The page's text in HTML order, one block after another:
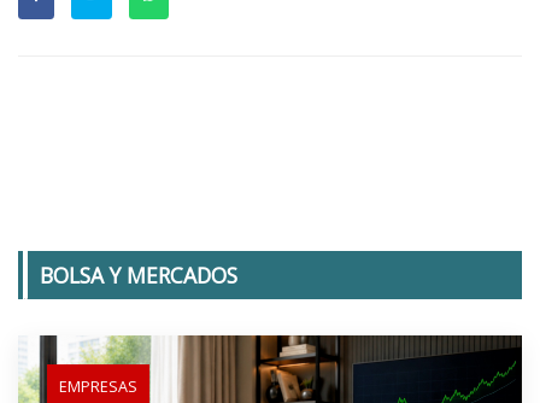
BOLSA Y MERCADOS
EMPRESAS